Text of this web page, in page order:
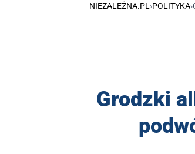
NIEZALEŻNA.PL ›POLITYKA›
Grodzki